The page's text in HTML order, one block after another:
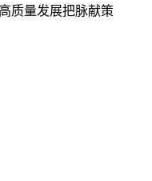
质量发展把脉献策